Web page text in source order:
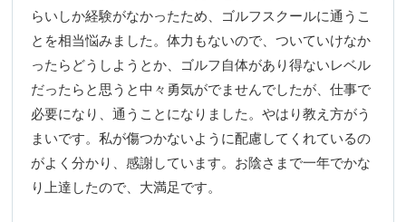
らいしか経験がなかったため、ゴルフスクールに通うこ
とを相当悩みました。体力もないので、ついていけなか
ったらどうしようとか、ゴルフ自体があり得ないレベル
だったらと思うと中々勇気がでませんでしたが、仕事で
必要になり、通うことになりました。やはり教え方がう
まいです。私が傷つかないように配慮してくれているの
がよく分かり、感謝しています。お陰さまで一年でかな
り上達したので、大満足です。